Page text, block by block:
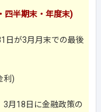
四半期末・年度末)
日が3月月末での最後
利)
3月18日に金融政策の